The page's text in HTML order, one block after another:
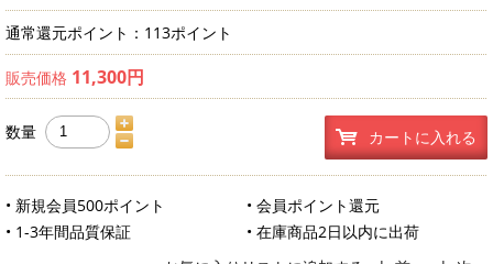
通常還元ポイント：113ポイント
販売価格 11,300円
数量 カートに入れる
• 新規会員500ポイント
• 会員ポイント還元
• 1-3年間品質保証
• 在庫商品2日以内に出荷